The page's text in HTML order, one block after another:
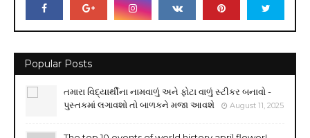
Popular Posts
તમારા વિદ્યાર્થીના નામવાળું અને ફોટા વાળું સ્ટીકર બનાવો -
પુસ્તકમાં લગાવશો તો બાળકને મજા આવશે
August 11, 2025